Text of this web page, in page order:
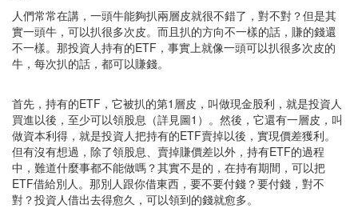
人們常常在講，一頭牛能夠扒兩層皮就很不錯了，對不對？但是其
實一頭牛，可以扒很多次皮。而且扒的方向不一樣的話，賺的錢還
不一樣。那投資人持有的ETF，事實上就像一頭可以扒很多次皮的
牛，每次扒的話，都可以賺錢。
首先，持有的ETF，它被扒的第1層皮，叫做現金股利，就是投資人
買進以後，至少可以領股息（詳見圖1）。然後，它還有一層皮，叫
做資本利得，就是投資人把持有的ETF賣掉以後，實現價差獲利。
但有沒有想過，除了領股息、賣掉賺價差以外，持有ETF的過程
中，難道什麼事都不能做嗎？其實不是的，在持有期間，可以把
ETF借給別人。那別人跟你借東西，要不要付錢？要付錢，對不
對？投資人借出去得愈久，可以領到的錢就愈多。